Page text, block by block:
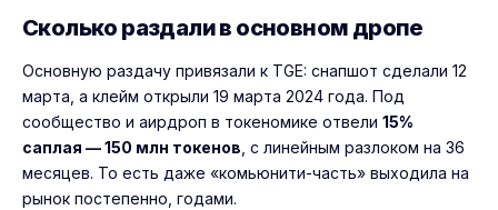
Сколько раздали в основном дропе
Основную раздачу привязали к TGE: снапшот сделали 12
марта, а клейм открыли 19 марта 2024 года. Под
сообщество и аирдроп в токеномике отвели 15%
саплая — 150 млн токенов , с линейным разлоком на 36
месяцев. То есть даже «комьюнити-часть» выходила на
рынок постепенно, годами.